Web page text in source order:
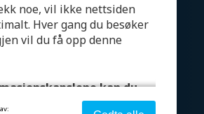
noe, vil ikke nettsiden
Hver gang du besøker
vil du få opp denne
kan du